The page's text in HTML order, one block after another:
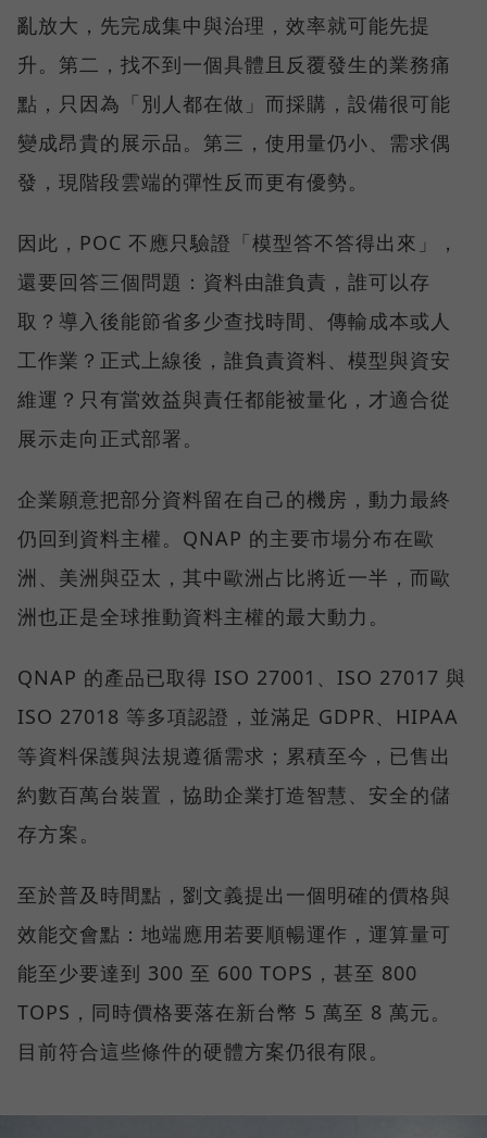
亂放大，先完成集中與治理，效率就可能先提
升。第二，找不到一個具體且反覆發生的業務痛
點，只因為「別人都在做」而採購，設備很可能
變成昂貴的展示品。第三，使用量仍小、需求偶
發，現階段雲端的彈性反而更有優勢。
因此，POC 不應只驗證「模型答不答得出來」，
還要回答三個問題：資料由誰負責，誰可以存
取？導入後能節省多少查找時間、傳輸成本或人
工作業？正式上線後，誰負責資料、模型與資安
維運？只有當效益與責任都能被量化，才適合從
展示走向正式部署。
企業願意把部分資料留在自己的機房，動力最終
仍回到資料主權。QNAP 的主要市場分布在歐
洲、美洲與亞太，其中歐洲占比將近一半，而歐
洲也正是全球推動資料主權的最大動力。
QNAP 的產品已取得 ISO 27001、ISO 27017 與
ISO 27018 等多項認證，並滿足 GDPR、HIPAA
等資料保護與法規遵循需求；累積至今，已售出
約數百萬台裝置，協助企業打造智慧、安全的儲
存方案。
至於普及時間點，劉文義提出一個明確的價格與
效能交會點：地端應用若要順暢運作，運算量可
能至少要達到 300 至 600 TOPS，甚至 800
TOPS，同時價格要落在新台幣 5 萬至 8 萬元。
目前符合這些條件的硬體方案仍很有限。